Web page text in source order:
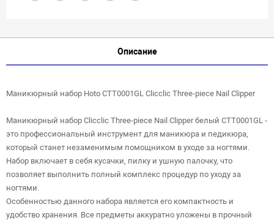
Описание
Маникюрный набор Hoto CTT0001GL Clicclic Three-piece Nail Clipper
Маникюрный набор Clicclic Three-piece Nail Clipper белый CTT0001GL -
это профессиональный инструмент для маникюра и педикюра,
который станет незаменимым помощником в уходе за ногтями.
Набор включает в себя кусачки, пилку и ушную палочку, что
позволяет выполнить полный комплекс процедур по уходу за
ногтями.
Особенностью данного набора является его компактность и
удобство хранения. Все предметы аккуратно уложены в прочный